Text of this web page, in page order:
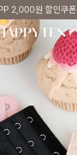
2,000원 할인쿠폰